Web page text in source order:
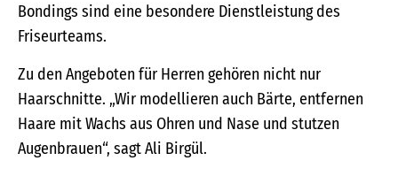
Bondings sind eine besondere Dienstleistung des
Friseurteams.
Zu den Angeboten für Herren gehören nicht nur
Haarschnitte. „Wir modellieren auch Bärte, entfernen
Haare mit Wachs aus Ohren und Nase und stutzen
Augenbrauen“, sagt Ali Birgül.